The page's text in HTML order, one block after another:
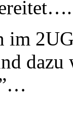
im
dazu